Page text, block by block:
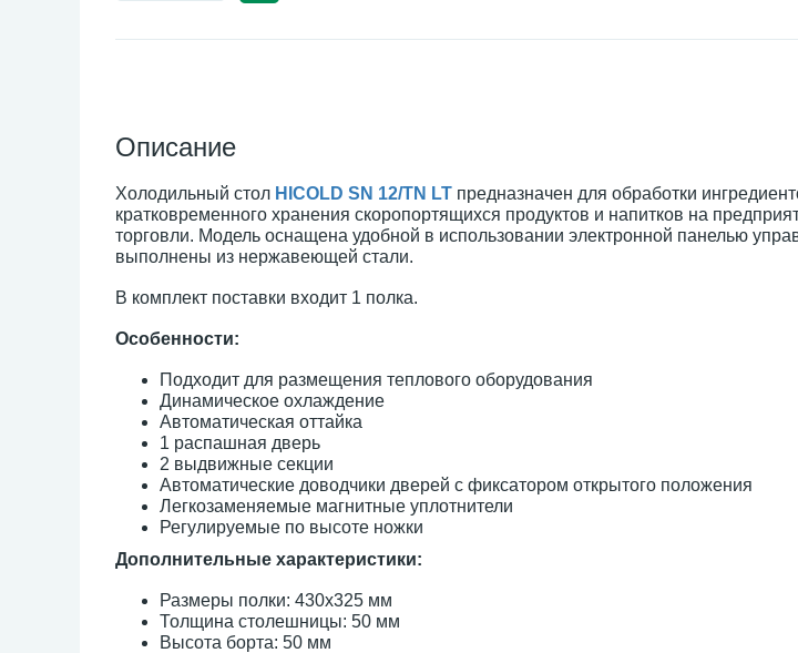
Описание
Холодильный стол HICOLD SN 12/TN LT предназначен для обработки
кратковременного хранения скоропортящихся продуктов и напитков на
торговли. Модель оснащена удобной в использовании электронной панелью
выполнены из нержавеющей стали.
В комплект поставки входит 1 полка.
Особенности:
Подходит для размещения теплового оборудования
Динамическое охлаждение
Автоматическая оттайка
1 распашная дверь
2 выдвижные секции
Автоматические доводчики дверей с фиксатором открытого положения
Легкозаменяемые магнитные уплотнители
Регулируемые по высоте ножки
Дополнительные характеристики:
Размеры полки: 430х325 мм
Толщина столешницы: 50 мм
Высота борта: 50 мм